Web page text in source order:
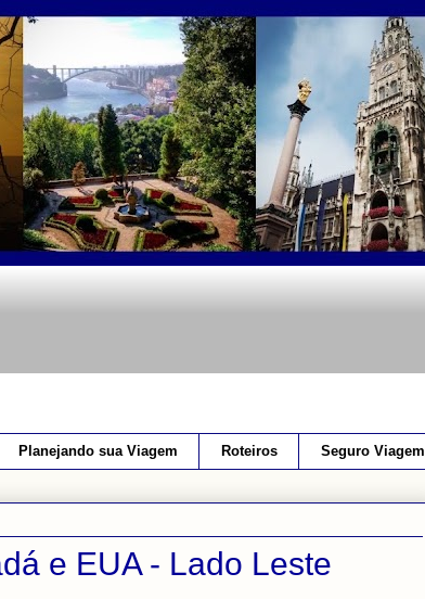
Planejando sua Viagem Roteiros Seguro Viagem
e EUA - Lado Leste